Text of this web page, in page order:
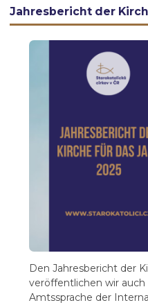
Jahresbericht der
Den Jahresbericht der
veröffentlichen wir auch
Amtssprache der